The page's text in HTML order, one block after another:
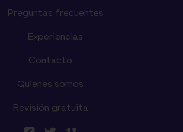
Preguntas frecuentes
Experiencias
Contacto
Quienes somos
Revisión gratuita